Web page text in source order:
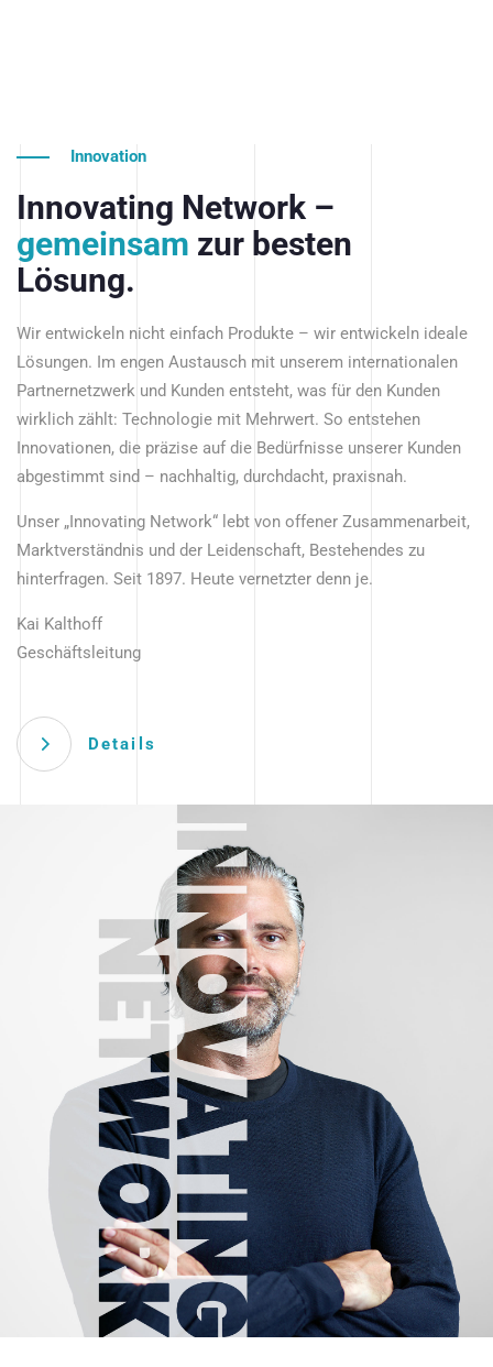
Innovation
Innovating Network –
gemeinsam zur besten
Lösung.
Wir entwickeln nicht einfach Produkte – wir entwickeln ideale
Lösungen. Im engen Austausch mit unserem internationalen
Partnernetzwerk und Kunden entsteht, was für den Kunden
wirklich zählt: Technologie mit Mehrwert. So entstehen
Innovationen, die präzise auf die Bedürfnisse unserer Kunden
abgestimmt sind – nachhaltig, durchdacht, praxisnah.
Unser „Innovating Network“ lebt von offener Zusammenarbeit,
Marktverständnis und der Leidenschaft, Bestehendes zu
hinterfragen. Seit 1897. Heute vernetzter denn je.
Kai Kalthoff
Geschäftsleitung
Details